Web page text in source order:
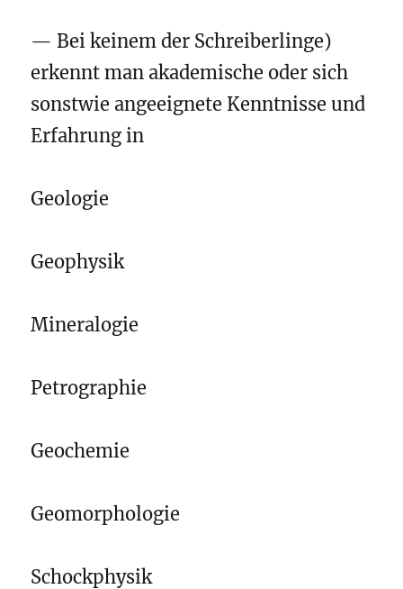
— Bei keinem der Schreiberlinge)
erkennt man akademische oder sich
sonstwie angeeignete Kenntnisse und
Erfahrung in
Geologie
Geophysik
Mineralogie
Petrographie
Geochemie
Geomorphologie
Schockphysik